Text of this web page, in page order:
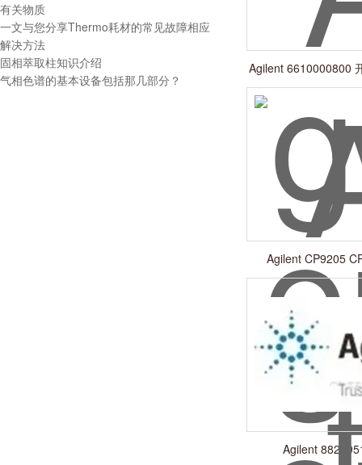
有关物质
一文与您分享Thermo耗材的常见故障相应
解决方法
固相萃取柱知识介绍
气相色谱的基本设备包括那几部分？
Agilent 6610000800
池
Agilent CP9205
Agilent